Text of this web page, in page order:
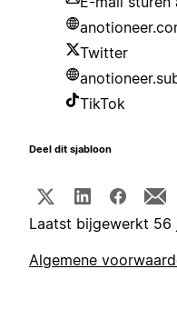
Twitter
TikTok
Deel dit sjabloon
Laatst bijgewerkt 56
Algemene